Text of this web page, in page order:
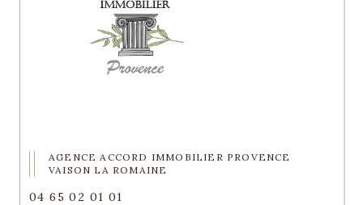
AGENCE ACCORD IMMOBILIER PROVENCE
VAISON LA ROMAINE
04 65 02 01 01